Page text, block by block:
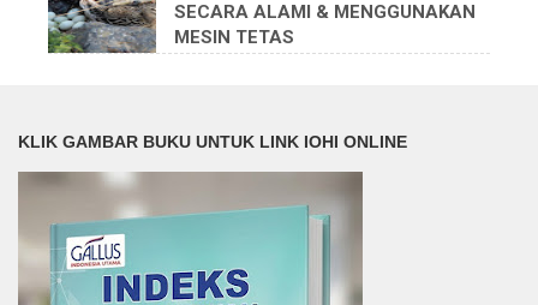
SECARA ALAMI & MENGGUNAKAN
MESIN TETAS
KLIK GAMBAR BUKU UNTUK LINK IOHI ONLINE